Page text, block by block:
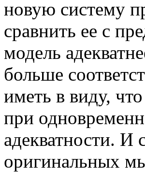
новую систему
сравнить ее с
модель
больше
иметь в виду,
при
адекватности. И
оригинальных